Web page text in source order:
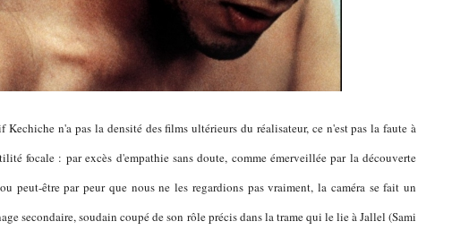
n'a pas la densité des films ultérieurs du réalisateur, ce n'est pas la faute à
focale : par excès d'empathie sans doute, comme émerveillée par la découverte
peut-être par peur que nous ne les regardions pas vraiment, la caméra se fait un
secondaire, soudain coupé de son rôle précis dans la trame qui le lie à Jallel (Sami